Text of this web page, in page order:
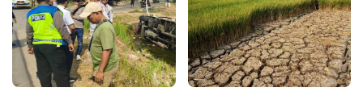
Ketertiban